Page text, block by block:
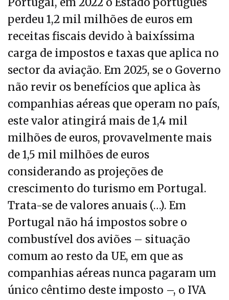
perdeu 1,2 mil milhões de euros em
receitas fiscais devido à baixíssima
carga de impostos e taxas que aplica no
sector da aviação. Em 2025, se o Governo
não revir os benefícios que aplica às
companhias aéreas que operam no país,
este valor atingirá mais de 1,4 mil
milhões de euros, provavelmente mais
de 1,5 mil milhões de euros
considerando as projeções de
crescimento do turismo em Portugal.
Trata-se de valores anuais (…). Em
Portugal não há impostos sobre o
combustível dos aviões – situação
comum ao resto da UE, em que as
companhias aéreas nunca pagaram um
único cêntimo deste imposto –, o IVA